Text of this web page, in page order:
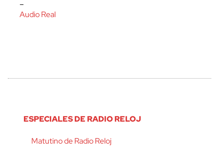
–
Audio Real
ESPECIALES DE RADIO RELOJ
Matutino de Radio Reloj